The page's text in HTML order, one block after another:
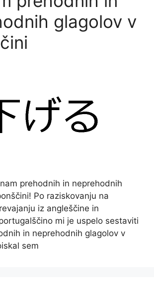
glagolov v
prehodnih in neprehodnih
Po raziskovanju na
iz angleščine in
mi je uspelo sestaviti
in neprehodnih glagolov v
sem